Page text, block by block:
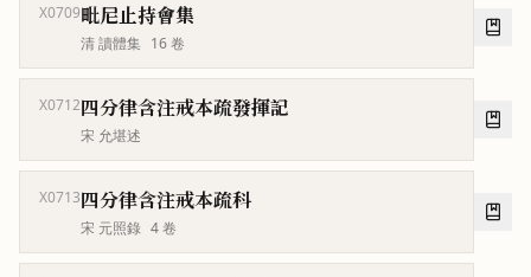
X0709毗尼止持會集
清 讀體集 16卷
X0712四分律含注戒本疏發揮記
宋 允堪述
X0713四分律含注戒本疏科
宋 元照錄 4卷